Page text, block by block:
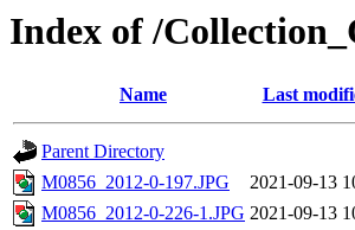
Index of /
Name Last
Parent Directory
M0856_2012-0-197.JPG
2021-09-13
M0856_2012-0-226-1.JPG 2021-09-13